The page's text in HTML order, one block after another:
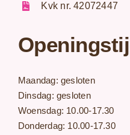
Kvk nr. 42072447
Maandag: gesloten
Dinsdag: gesloten
Woensdag: 10.00-17.30
Donderdag: 10.00-17.30